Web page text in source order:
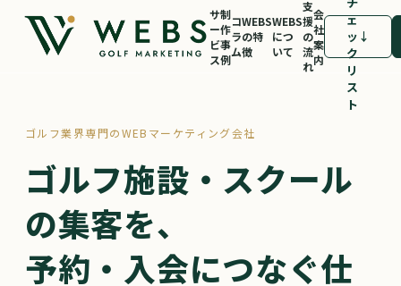
サ
ー
ビ
ス
制
作
事
例
コ
ラ
ム
WEBS
の特
徴
WEBS
につ
いて
支
援
の
流
れ
会
社
案
内
ェ
ッ
ク
リ
ス
ト
↓
ゴルフ業界専門のWEBマーケティング会社
ゴルフ施設・スクール
の集客を、
予約・入会につなぐ仕